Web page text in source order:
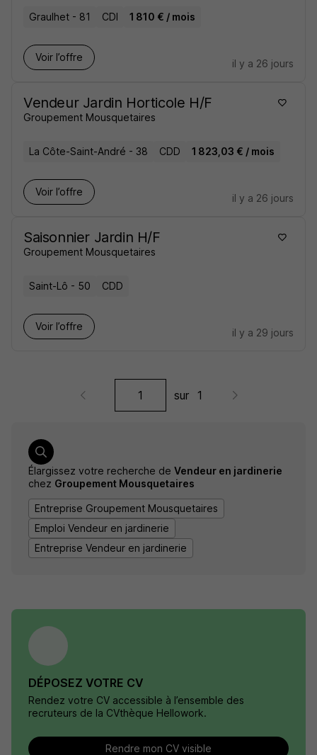
Graulhet - 81 CDI 1 810 € / mois
Voir l’offre
il y a 26 jours
Vendeur Jardin Horticole H/F
Groupement Mousquetaires
La Côte-Saint-André - 38 CDD 1 823,03 € / mois
Voir l’offre
il y a 26 jours
Saisonnier Jardin H/F
Groupement Mousquetaires
Saint-Lô - 50 CDD
Voir l’offre
il y a 29 jours
sur 1
Élargissez votre recherche de Vendeur en jardinerie
chez Groupement Mousquetaires
Entreprise Groupement Mousquetaires
Emploi Vendeur en jardinerie
Entreprise Vendeur en jardinerie
DÉPOSEZ VOTRE CV
Rendez votre CV accessible à l’ensemble des
recruteurs de la CVthèque Hellowork.
Rendre mon CV visible